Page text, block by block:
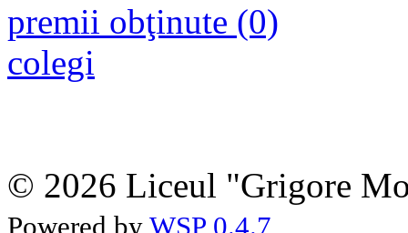
premii obţinute (0)
colegi
© 2026 Liceul "Grigore
Powered by WSP 0.4.7